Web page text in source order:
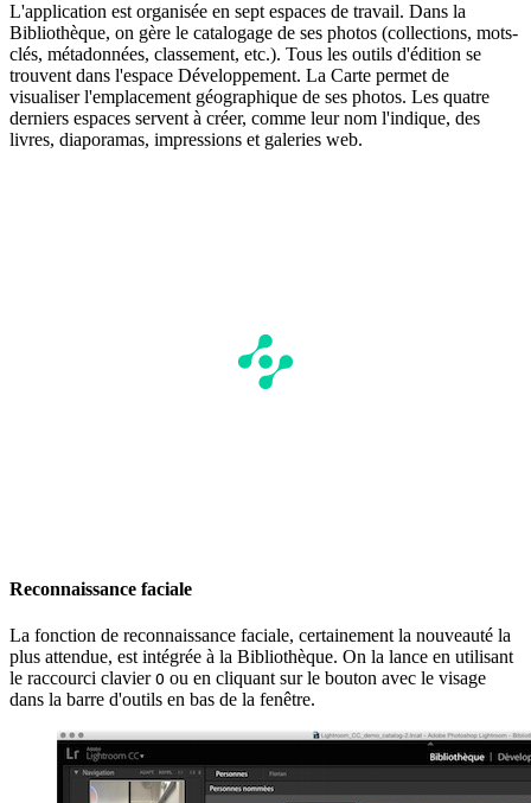
L'application est organisée en sept espaces de travail. Dans la
Bibliothèque, on gère le catalogage de ses photos (collections, mots-
clés, métadonnées, classement, etc.). Tous les outils d'édition se
trouvent dans l'espace Développement. La Carte permet de
visualiser l'emplacement géographique de ses photos. Les quatre
derniers espaces servent à créer, comme leur nom l'indique, des
livres, diaporamas, impressions et galeries web.
Reconnaissance faciale
La fonction de reconnaissance faciale, certainement la nouveauté la
plus attendue, est intégrée à la Bibliothèque. On la lance en utilisant
le raccourci clavier O ou en cliquant sur le bouton avec le visage
dans la barre d'outils en bas de la fenêtre.